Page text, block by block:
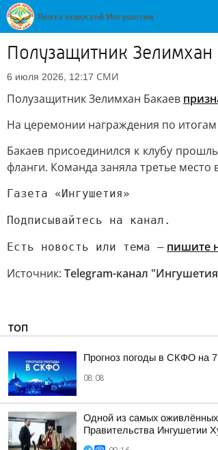
Полузащитник
6 июля 2026, 12:17 СМИ
Полузащитник Зелимхан Бакаев
На церемонии награждения по
Бакаев присоединился к клубу
фланги. Команда заняла третье место
Газета «Ингушетия»
Подписывайтесь на канал.
Есть новость или тема — пишите
Источник: Telegram-канал
ТОП
Прогноз погоды в СКФО на 7
08:08
Одной из самых оживлённых
Правительства Ингушетии